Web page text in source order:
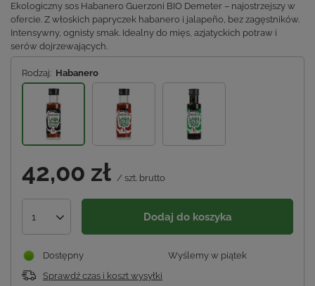
Ekologiczny sos Habanero Guerzoni BIO Demeter – najostrzejszy w
ofercie. Z włoskich papryczek habanero i jalapeño, bez zagęstników.
Intensywny, ognisty smak. Idealny do mięs, azjatyckich potraw i
serów dojrzewających.
Rodzaj: Habanero
42,00 zł / szt. brutto
1 Dodaj do koszyka
Wyślemy w piątek
Dostępny
Sprawdź czas i koszt wysyłki